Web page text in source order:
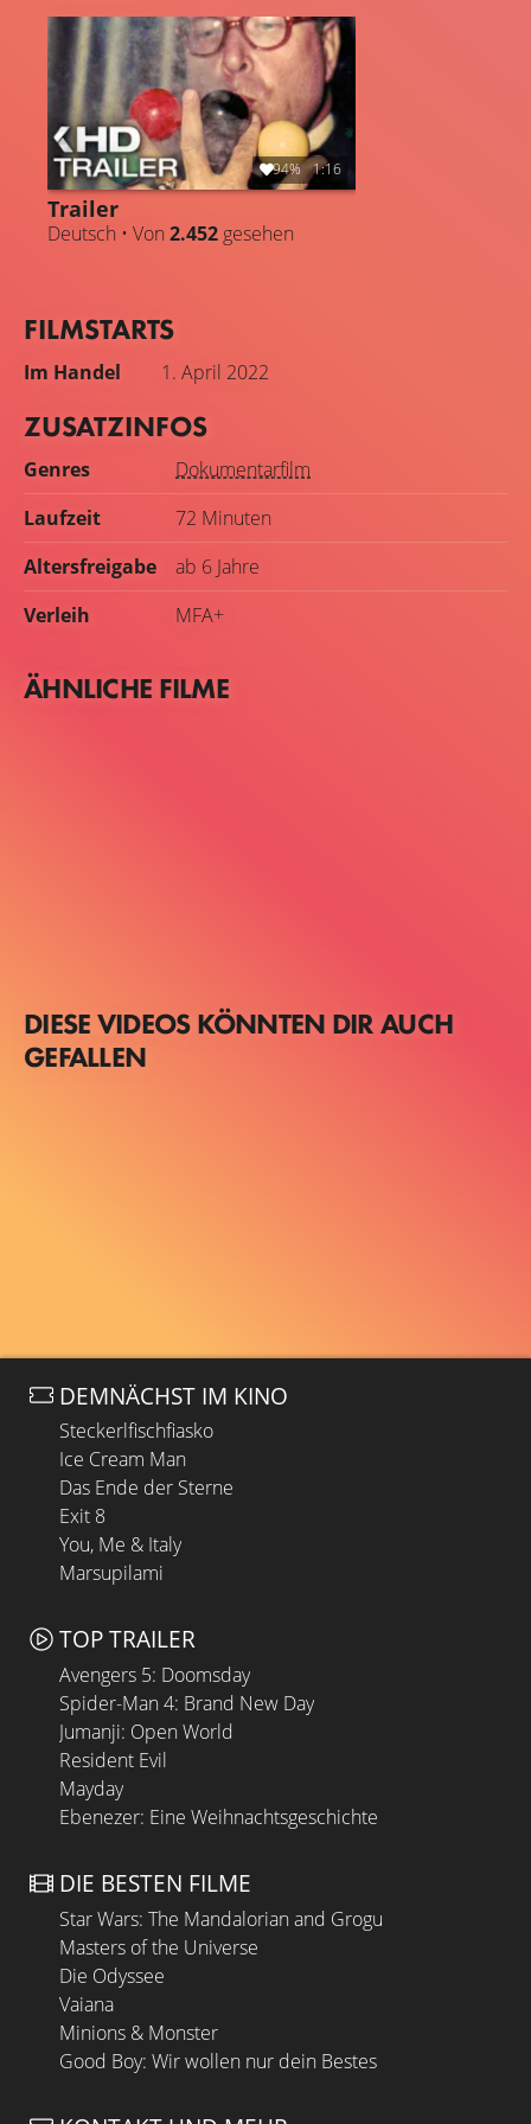
einer Art David Copperfield der 1950er-Jahre. Er prägte
Zauberer wie Siegfried und Roy nachhaltig und wird bis
heute von Teilen der Zauberszene als Idol verehrt. Doch
sein sicherlich größter Coup war, wie es ihm gelungen ist,
seine Vergangenheit wegzuzaubern und mit Täuschung,
Tricks und Tücke immer wieder zu den Gewinnern zu
gehören. Kalanag, eine deutsche Karriere.
94% 1:16
Trailer
Deutsch • Von2.452 gesehen
FILMSTARTS
Im Handel 1. April 2022
ZUSATZINFOS
Genres
Dokumentarfilm
Laufzeit
72 Minuten
Altersfreigabe
ab 6 Jahre
Verleih
MFA+
ÄHNLICHE FILME
DIESE VIDEOS KÖNNTEN DIR AUCH
GEFALLEN
DEMNÄCHST IM KINO
Steckerlfischfiasko
Ice Cream Man
Das Ende der Sterne
Exit 8
You, Me & Italy
Marsupilami
TOP TRAILER
Avengers 5: Doomsday
Spider-Man 4: Brand New Day
Jumanji: Open World
Resident Evil
Mayday
Ebenezer: Eine Weihnachtsgeschichte
DIE BESTEN FILME
Star Wars: The Mandalorian and Grogu
Masters of the Universe
Die Odyssee
Vaiana
Minions & Monster
Good Boy: Wir wollen nur dein Bestes